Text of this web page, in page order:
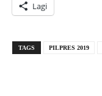
Lagi
TAGS PILPRES 2019